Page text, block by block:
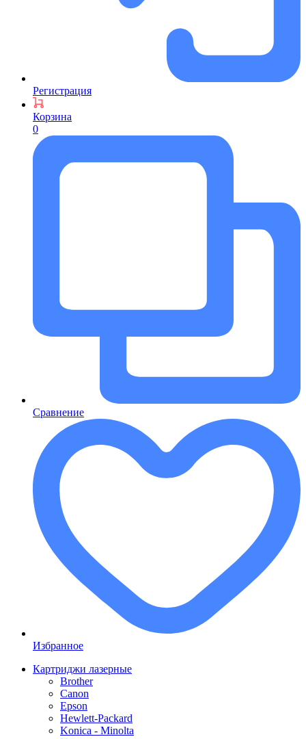
Регистрация
Корзина
0
Сравнение
Избранное
Картриджи лазерные
Brother
Canon
Epson
Hewlett-Packard
Konica - Minolta